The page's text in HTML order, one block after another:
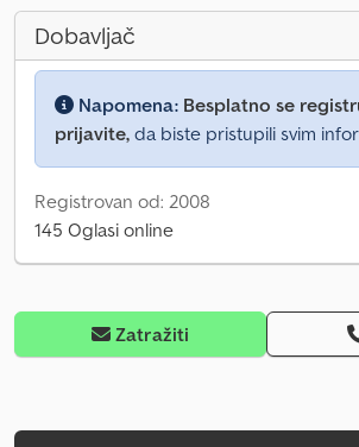
Dobavljač
Napomena: Besplatno se
prijavite, da biste pristupili svim
Registrovan od: 2008
145 Oglasi online
Zatražiti